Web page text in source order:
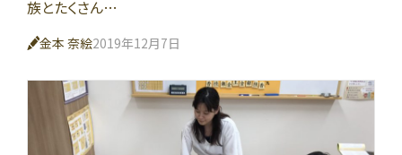
族とたくさん…
金本 奈絵2019年12月7日